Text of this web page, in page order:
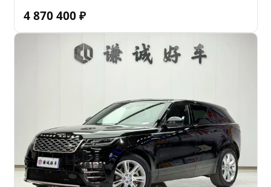
4 870 400 ₽